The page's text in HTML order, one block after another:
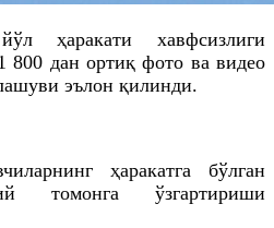
ҳаракати хавфсизлиги
800 дан ортиқ фото ва видео
эълон қилинди.
ҳаракатга бўлган
томонга ўзгартириши